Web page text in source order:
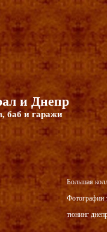
и Днепр
баб и гаражи
Большая
Фотографии
тюнинг